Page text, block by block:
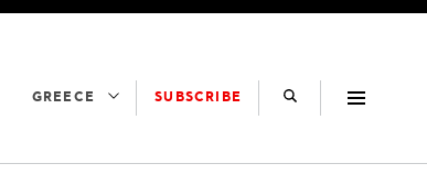
GREECE SUBSCRIBE